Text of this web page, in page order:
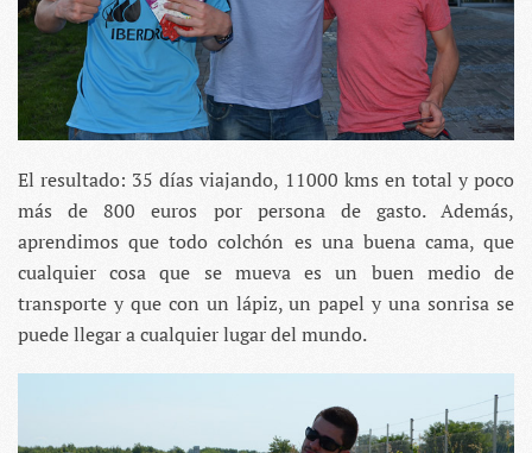
Elresultado: 35 días viajando, 11000 kms en total y poco
más de 800 euros por persona de gasto. Además,
aprendimos que todo colchón es una buena cama, que
cualquier cosa que se mueva es un buen medio de
transporte y que con un lápiz, un papel y una sonrisa se
puede llegar a cualquier lugar del mundo.